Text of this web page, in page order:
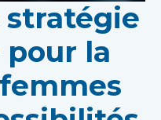
stratégie
la